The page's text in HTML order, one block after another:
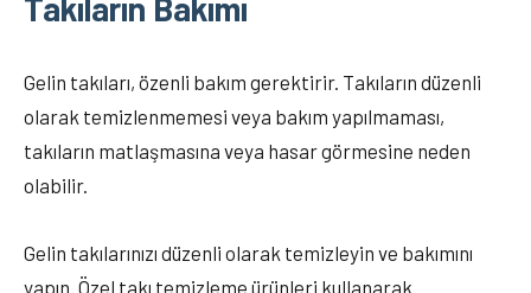
Takıların Bakımı
Gelin takıları, özenli bakım gerektirir. Takıların düzenli
olarak temizlenmemesi veya bakım yapılmaması,
takıların matlaşmasına veya hasar görmesine neden
olabilir.
Gelin takılarınızı düzenli olarak temizleyin ve bakımını
yapın. Özel takı temizleme ürünleri kullanarak